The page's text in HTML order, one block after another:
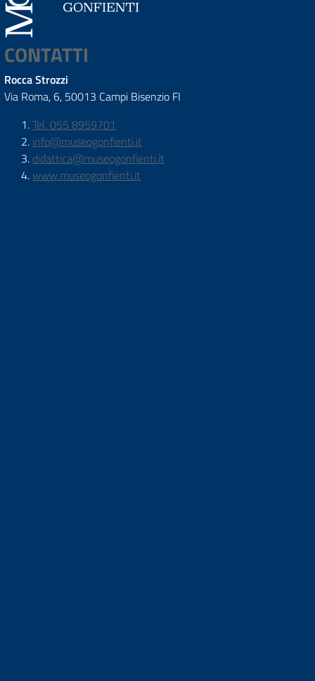
CONTATTI
Rocca Strozzi
Via Roma, 6, 50013 Campi Bisenzio FI
Tel. 055 8959701
info@museogonfienti.it
didattica@museogonfienti.it
www.museogonfienti.it